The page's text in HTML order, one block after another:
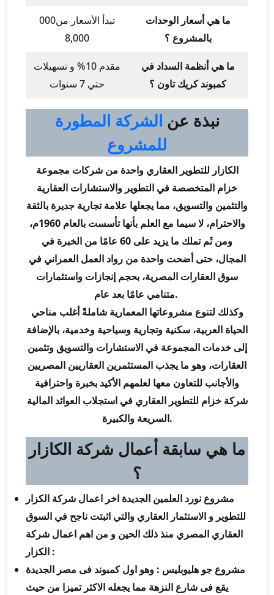
تبدأ الأسعار من000
8,000
ما هي أسعار الوحدات
بالمشروع ؟
مقدم 10% و تسهيلات
حتي 7 سنوات
ما هي أنظمة السداد في
كمبوند كريك تاون ؟
نبذة عن الشركة المطورة
للمشروع
الكازار للتطوير العقاري واحدة من شركات مجموعة
خزام المتخصصة في التطوير والاستشارات العقارية
والتثمين والتسويق، مما يجعلها علامة تجارية جديرة بالثقة
والاحترام، لا سيما مع العلم بأنها تأسست بالعام 1960م،
ومن ثَم تملك ما يزيد على 60 عامًا من الخبرة في
المجال، حتى أضحت واحدة من رواد العمل العمراني في
سوق العقارات المصرية، بحجم إنجازات واستثمارات
متنامي عامًا بعد عام.
وكذلك لتنوع مشروعاتها المعمارية شاملةً أغلب مناحي
الحياة العربية، سكنية وتجارية وسياحية وخدمية، بالإضافة
إلى خدمات المجموعة في الاستشارات والتسويق وتثمين
العقارات، وهو ما يجذب المستثمرين العقاريين المصريين
والأجانب للتعاون معها لعلمهم الأكيد بخبرة واحترافية
شركة خزام للتطوير العقاري في استجلاب العوائد المالية
السريعة والكبيرة.
ما هي سابقة أعمال شركة الكازار
؟
مشروع نورد العلمين الجديدة اخر اعمال شركة الكزار
للتطوير و الاستثمار العقاري والتي اثبتت ناجح في السوق
العقاري المصري منذ ذلك الحين و من اهم اعمال شركة
الكزار :
مشروع جو هليوبليس : وهو اول كمبوند فى مصر الجديدة
يقع فى شارع النزهة مما يجعله الاكثر تميزا من حيث